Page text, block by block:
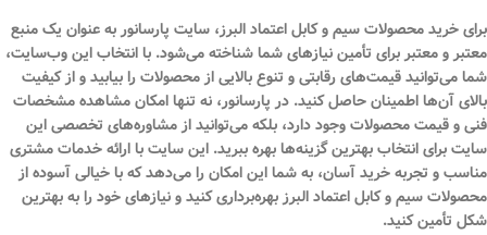
برای خرید محصولات سیم و کابل اعتماد البرز، سایت پارسانور به عنوان یک منبع
معتبر و معتبر برای تأمین نیازهای شما شناخته می‌شود. با انتخاب این وب‌سایت،
شما می‌توانید قیمت‌های رقابتی و تنوع بالایی از محصولات را بیابید و از کیفیت
بالای آن‌ها اطمینان حاصل کنید. در پارسانور، نه تنها امکان مشاهده مشخصات
فنی و قیمت محصولات وجود دارد، بلکه می‌توانید از مشاوره‌های تخصصی این
سایت برای انتخاب بهترین گزینه‌ها بهره ببرید. این سایت با ارائه خدمات مشتری
مناسب و تجربه خرید آسان، به شما این امکان را می‌دهد که با خیالی آسوده از
محصولات سیم و کابل اعتماد البرز بهره‌برداری کنید و نیازهای خود را به بهترین
شکل تأمین کنید.